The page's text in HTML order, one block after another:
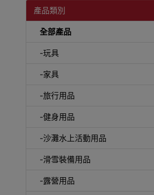
產品類別
全部產品
-玩具
-家具
-旅行用品
-健身用品
-沙灘水上活動用品
-滑雪裝備用品
-露營用品
對，不僅要舒適，還要看R值保暖效能!